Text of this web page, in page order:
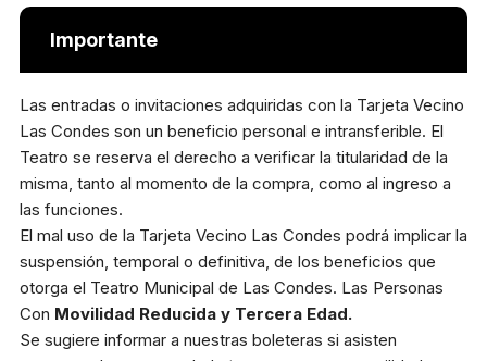
Importante
Las entradas o invitaciones adquiridas con la Tarjeta Vecino
Las Condes son un beneficio personal e intransferible. El
Teatro se reserva el derecho a verificar la titularidad de la
misma, tanto al momento de la compra, como al ingreso a
las funciones.
El mal uso de la Tarjeta Vecino Las Condes podrá implicar la
suspensión, temporal o definitiva, de los beneficios que
otorga el Teatro Municipal de Las Condes. Las Personas
Con Movilidad Reducida y Tercera Edad.
Se sugiere informar a nuestras boleteras si asisten